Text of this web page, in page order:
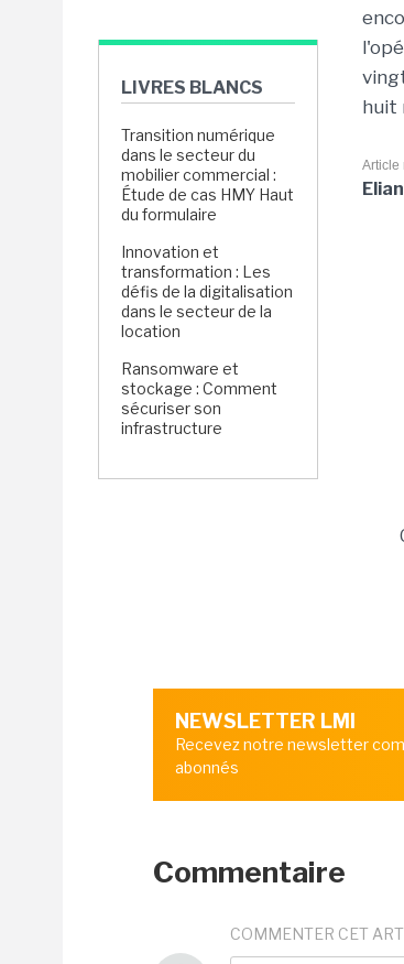
LIVRES BLANCS
Transition numérique
dans le secteur du
mobilier commercial :
Étude de cas HMY Haut
du formulaire
Innovation et
transformation : Les
défis de la digitalisation
dans le secteur de la
location
Ransomware et
stockage : Comment
sécuriser son
infrastructure
huit
Article
NEWSLETTER LMI
Recevez notre newsletter
abonnés
Commentaire
COMMENTER CET